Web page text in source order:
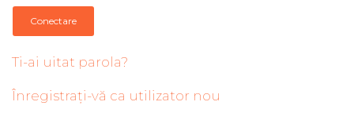
Conectare
Ti-ai uitat parola?
Înregistrați-vă ca utilizator nou